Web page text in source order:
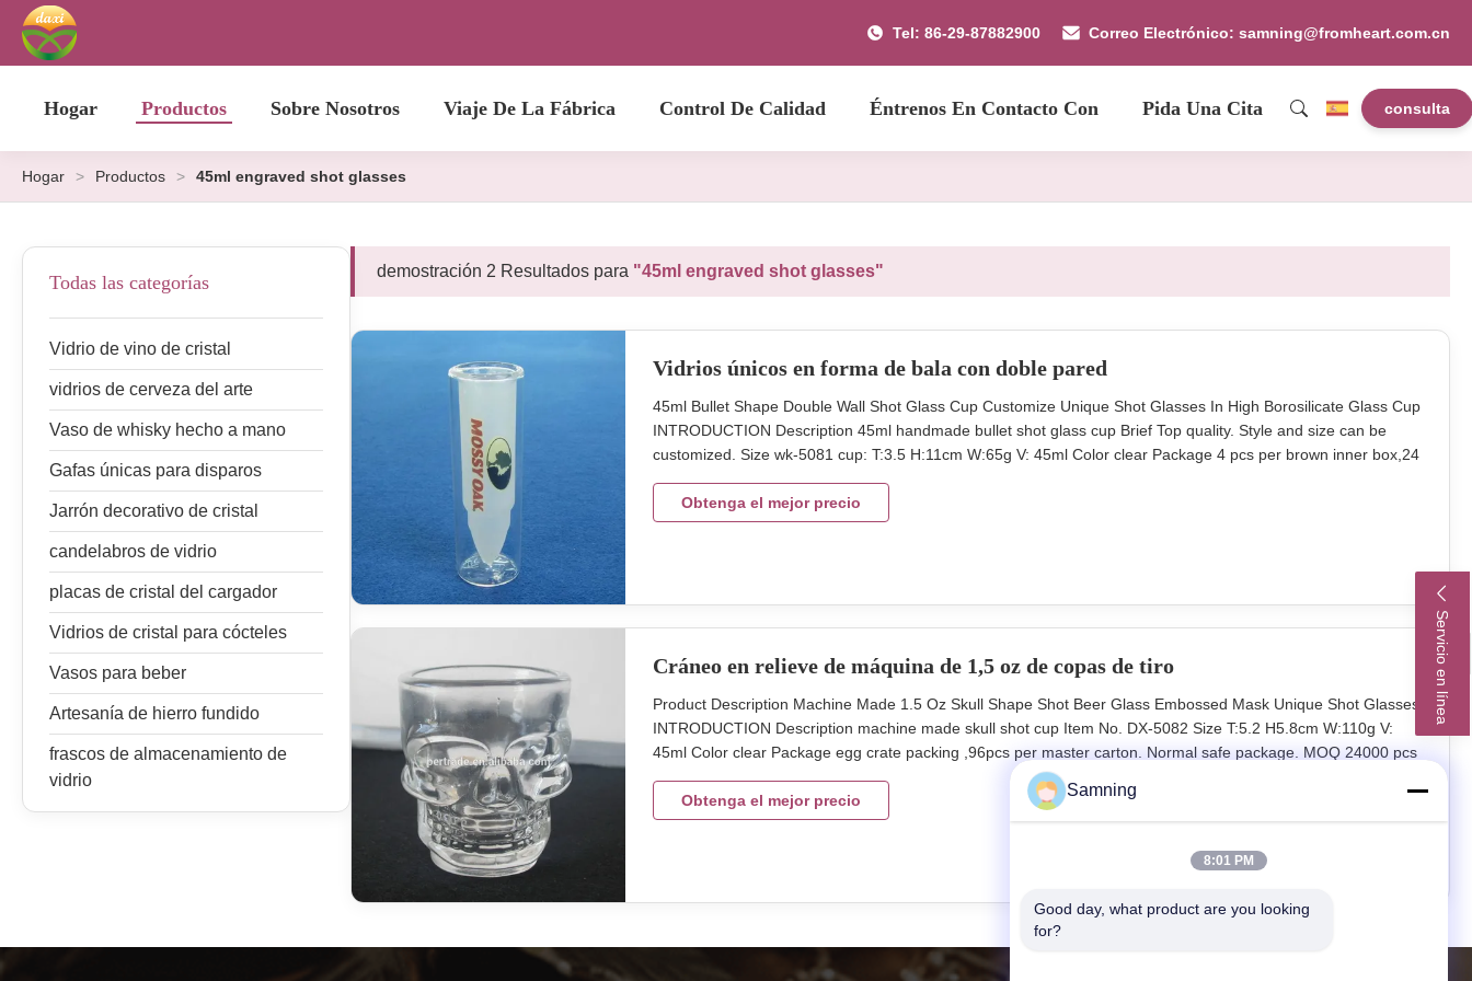
Tel: 86-29-87882900 Correo Electrónico: samning@fromheart.com.cn
Hogar Productos Sobre Nosotros Viaje De La Fábrica Control De Calidad Éntrenos En Contacto Con Pida Una Cita consulta
Servicio en línea
Hogar > Productos > 45ml engraved shot glasses
Todas las categorías
Vidrio de vino de cristal
vidrios de cerveza del arte
Vaso de whisky hecho a mano
Gafas únicas para disparos
Jarrón decorativo de cristal
candelabros de vidrio
placas de cristal del cargador
Vidrios de cristal para cócteles
Vasos para beber
Artesanía de hierro fundido
frascos de almacenamiento de
vidrio
demostración 2 Resultados para "45ml engraved shot glasses"
Vidrios únicos en forma de bala con doble pared
45ml Bullet Shape Double Wall Shot Glass Cup Customize Unique Shot Glasses In High Borosilicate Glass Cup
INTRODUCTION Description 45ml handmade bullet shot glass cup Brief Top quality. Style and size can be
customized. Size wk-5081 cup: T:3.5 H:11cm W:65g V: 45ml Color clear Package 4 pcs per brown inner box,24
30-45days Xi'An Daxi houseware Co., LTD our company and
Obtenga el mejor precio
Cráneo en relieve de máquina de 1,5 oz de copas de tiro
Product Description Machine Made 1.5 Oz Skull Shape Shot Beer Glass Embossed Mask Unique Shot Glasses
INTRODUCTION Description machine made skull shot cup Item No. DX-5082 Size T:5.2 H5.8cm W:110g V:
45ml Color clear Package egg crate packing ,96pcs per master carton. Normal safe package. MOQ 24000 pcs
(we also can accept samll order if there is the stocks) Lead Time 30-45days Our company and factory take lots
of efforts on quality control. We provide top quality glassware
Obtenga el mejor precio
Samning
8:01 PM
Good day, what product are you looking
for?